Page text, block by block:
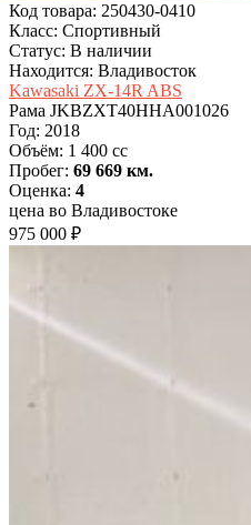
Код товара: 250430-0410
Класс: Спортивный
Статус: В наличии
Находится: Владивосток
Kawasaki ZX-14R ABS
Рама JKBZXT40HHA001026
Год: 2018
Объём: 1 400 cc
Пробег: 69 669 км.
Оценка: 4
цена во Владивостоке
975 000 ₽